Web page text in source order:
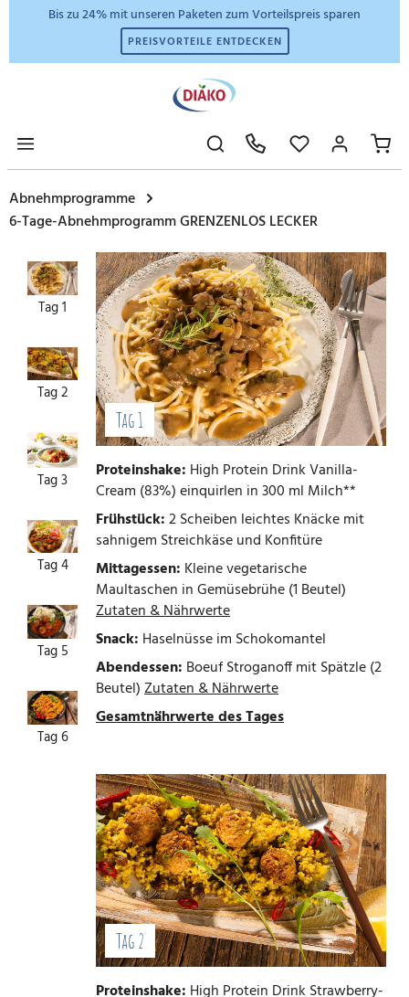
Bis zu 24% mit unseren Paketen zum Vorteilspreis sparen
PREISVORTEILE ENTDECKEN
Abnehmprogramme
6-Tage-Abnehmprogramm GRENZENLOS LECKER
Tag 1
Tag 2
Tag 3
Tag 4
Tag 5
Tag 6
Tag 1
Proteinshake: High Protein Drink Vanilla-
Cream (83%) einquirlen in 300 ml Milch**
Frühstück:2 Scheiben leichtes Knäcke mit
sahnigem Streichkäse und Konfitüre
Mittagessen: Kleine vegetarische
Maultaschen in Gemüsebrühe (1 Beutel)
Zutaten & Nährwerte
Snack: Haselnüsse im Schokomantel
Abendessen: Boeuf Stroganoff mit Spätzle (2
Beutel)Zutaten & Nährwerte
Gesamtnährwerte des Tages
Tag 2
Proteinshake: High Protein Drink Strawberry-